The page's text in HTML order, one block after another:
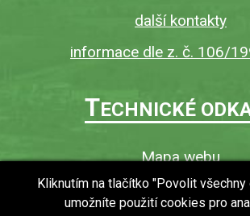
další kontakty
informace dle z. č. 106/
TECHNICKÉ
Mapa webu
O webu
Povinně zveřejňované
Kliknutím na tlačítko "Povolit všechny
umožníte použití cookies pro